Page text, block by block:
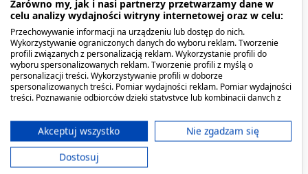
wody powoli, małymi łykami.
Bardzo rzadko występujące działania niepożądane
(rzadziej niż u 1 na 10 000 osób): skurcz krtani.
Działania niepożądane o nieznanej częstości
dostępnych danych): przedwczesne zamknięcie
przewodu tętniczego u płodu, reakcja alergiczna
(nadwrażliwość), ciężka reakcja alergiczna
Zarówno my, jak i nasi partnerzy przetwarzamy dane w
celu analizy wydajności witryny internetowej oraz w celu:
Przechowywanie informacji na urządzeniu lub dostęp do nich.
Wykorzystywanie ograniczonych danych do wyboru reklam. Tworzenie
profili związanych z personalizacją reklam. Wykorzystanie profili do
wyboru spersonalizowanych reklam. Tworzenie profili z myślą o
personalizacji treści. Wykorzystywanie profili w doborze
spersonalizowanych treści. Pomiar wydajności reklam. Pomiar wydajności
treści. Poznawanie odbiorców dzięki statystyce lub kombinacji danych z
ograniczonych danych do wyboru treści.
Dane mogą być udostępniane poza Unię Europejską i wysyłane do USA.
Twoja zgoda i polityka cookie dotyczą wyłącznie tej witryny/aplikacji.
Wyświetl listę partnerów (11 dostawców IAB)
Akceptuj wszystko
Nie zgadzam się
Dostosuj